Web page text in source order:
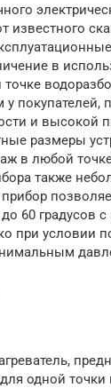
известного
в
покупателей,
и высокой
размеры
в любой
также
прибор
60 градусов
при условии
одной